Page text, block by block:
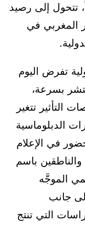
تتحول إلى رصيد
المغربي في
تفرض اليوم
بسرعة،
التأثير تتغير
الدبلوماسية
في الإعلام
والناطقين باسم
الموجَّه
جانب
التي تنتج